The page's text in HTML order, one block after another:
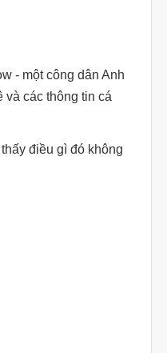
- một công dân Anh
các thông tin cá
điều gì đó không